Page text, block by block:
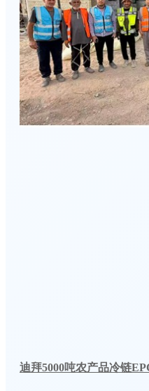
迪拜5000吨农产品冷链